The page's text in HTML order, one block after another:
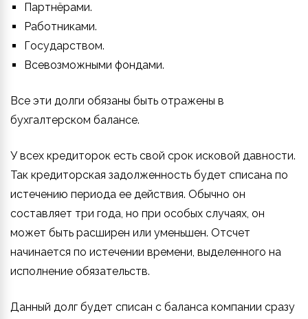
Партнёрами.
Работниками.
Государством.
Всевозможными фондами.
Все эти долги обязаны быть отражены в
бухгалтерском балансе.
У всех кредиторок есть свой срок исковой давности.
Так кредиторская задолженность будет списана по
истечению периода ее действия. Обычно он
составляет три года, но при особых случаях, он
может быть расширен или уменьшен. Отсчет
начинается по истечении времени, выделенного на
исполнение обязательств.
Данный долг будет списан с баланса компании сразу